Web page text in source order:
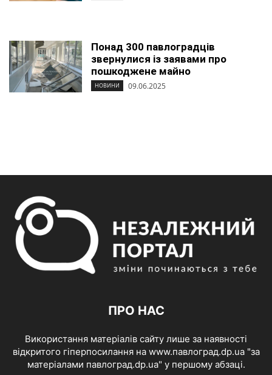
Понад 300 павлоградців
звернулися із заявами про
пошкоджене майно
НОВИНИ 09.06.2025
ПРО НАС
Використання матеріалів сайту лише за наявності
відкритого гіперпосилання на www.павлоград.dp.ua "за
матеріалами павлоград.dp.ua" у першому абзаці.